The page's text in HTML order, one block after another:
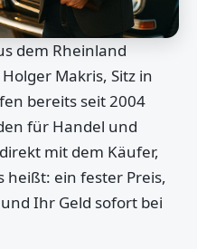
dem Rheinland
Makris, Sitz in
bereits seit 2004
für Handel und
mit dem Käufer,
heißt: ein fester Preis,
Ihr Geld sofort bei